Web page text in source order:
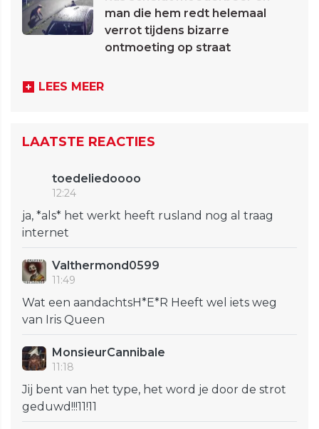
man die hem redt helemaal
verrot tijdens bizarre
ontmoeting op straat
LEES MEER
LAATSTE REACTIES
toedeliedoooo
12:24
ja, *als* het werkt heeft rusland nog al traag
internet
Valthermond0599
11:49
Wat een aandachtsH*E*R Heeft wel iets weg
van Iris Queen
MonsieurCannibale
11:18
Jij bent van het type, het word je door de strot
geduwd!!!11!11